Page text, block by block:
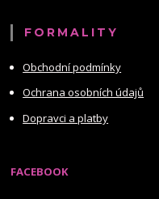
FORMALITY
Obchodní podmínky
Ochrana osobních údajů
Dopravci a platby
FACEBOOK